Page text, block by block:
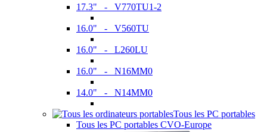
17.3" - V770TU1-2
16.0" - V560TU
16.0" - L260LU
16.0" - N16MM0
14.0" - N14MM0
Tous les PC portables
Tous les PC portables CVO-Europe